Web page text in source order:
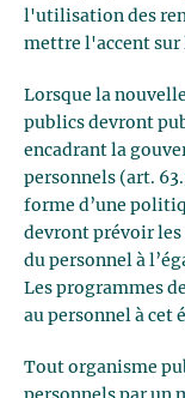
l'utilisation des
mettre l'accent sur
Lorsque la
publics devront
encadrant la
personnels (art.
forme d’une
devront prévoir les
du personnel à
Les programmes
au personnel à cet
Tout organisme